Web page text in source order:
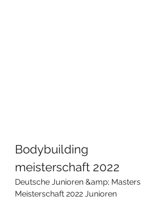
Bodybuilding
meisterschaft 2022
Deutsche Junioren &amp; Masters
Meisterschaft 2022 Junioren